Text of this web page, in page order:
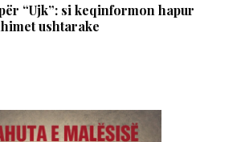
“Ujk”: si keqinformon hapur
ushtarake